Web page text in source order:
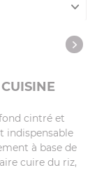
cintré et
indispensable
à base de
cuire du riz,